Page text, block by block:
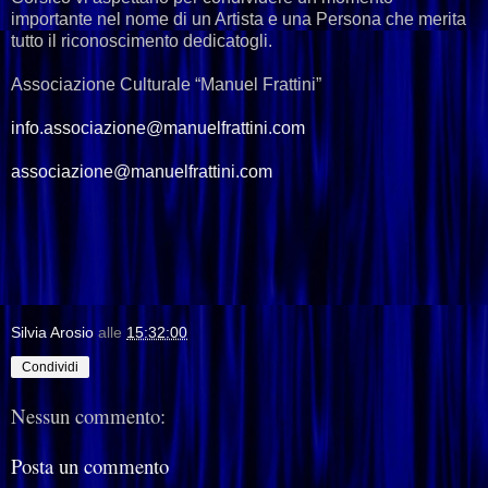
importante nel nome di un Artista e una Persona che merita
tutto il riconoscimento dedicatogli.
Associazione Culturale “Manuel Frattini”
info.associazione@manuelfrattini.com
associazione@manuelfrattini.com
Silvia Arosio alle 15:32:00
Condividi
Nessun commento:
Posta un commento